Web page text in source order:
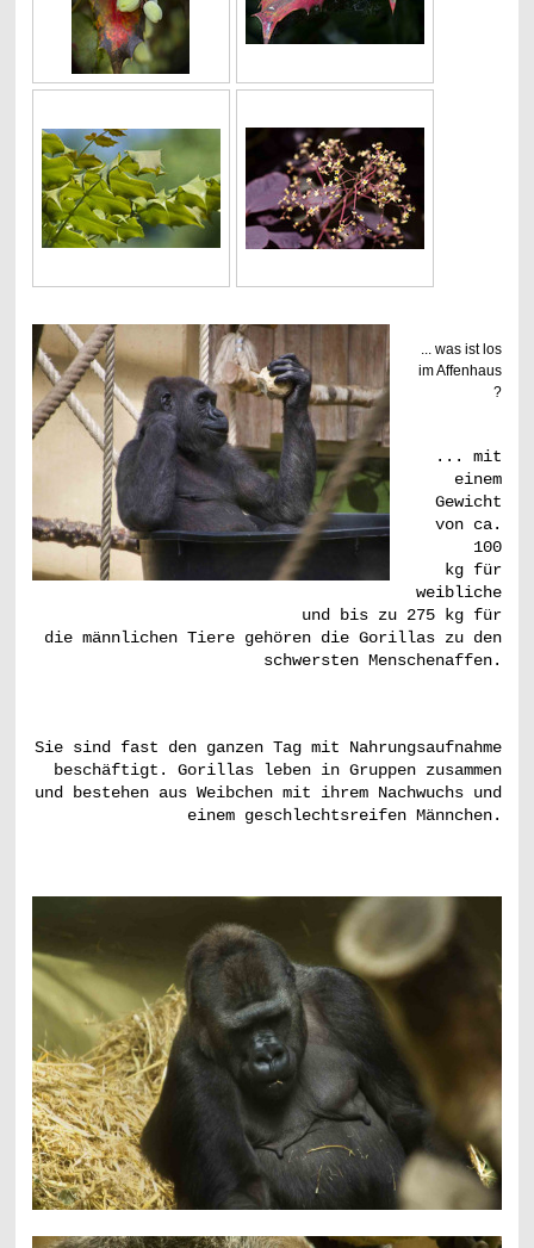
... was ist los
im Affenhaus
?
... mit
einem
Gewicht
von ca.
100
kg für
weibliche
und bis zu 275 kg für
die männlichen Tiere gehören die Gorillas zu den
schwersten Menschenaffen.
Sie sind fast den ganzen Tag mit Nahrungsaufnahme
beschäftigt. Gorillas leben in Gruppen zusammen
und bestehen aus Weibchen mit ihrem Nachwuchs und
einem geschlechtsreifen Männchen.